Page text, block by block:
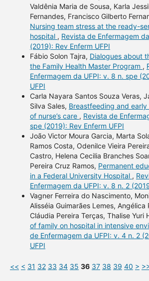
Valdênia Maria de Sousa, Karla
Fernandes, Francisco Gilberto
Nursing team stress at the ready-
hospital , Revista de Enfermagem
(2019): Rev Enferm UFPI
Fábio Solon Tajra, Dialogues about
the Family Health Master Program ,
Enfermagem da UFPI: v. 8 n. spe
UFPI
Carla Nayara Santos Souza Veras,
Silva Sales, Breastfeeding and
of nurse’s care , Revista de
spe (2019): Rev Enferm UFPI
João Victor Moura Garcia, Marta
Ramos Costa, Odenilce Vieira
Castro, Helena Cecilia Branches
Pereira Cruz Ramos, Permanent
in a Federal University Hospital ,
Enfermagem da UFPI: v. 8 n. 2
Vagner Ferreira do Nascimento,
Alisséia Guimarães Lemes, Angélica
Cláudia Pereira Terças, Thalise Yuri
of family on hospital in intensive
de Enfermagem da UFPI: v. 4 n. 2
UFPI
<< < 31 32 33 34 35 36 37 38 39 40 >